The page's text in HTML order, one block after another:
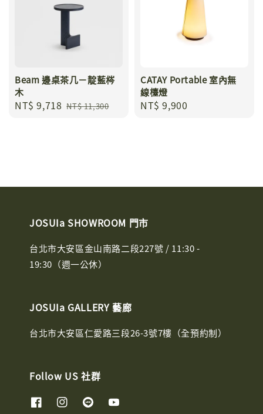
Beam 邊桌茶几－靛藍梣
木
Sale
NT$ 9,718 Regular
NT$ 11,300
CATAY Portable 室內無
線檯燈
Regular
NT$ 9,900
JOSUIa SHOWROOM 門市
台北市大安區金山南路二段227號 / 11:30 -
19:30（週一公休）
JOSUIa GALLERY 藝廊
台北市大安區仁愛路三段26-3號7樓（全預約制）
Follow US 社群